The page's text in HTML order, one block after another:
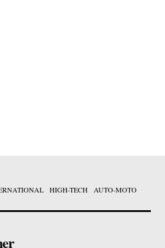
HIGH-TECH AUTO-MOTO